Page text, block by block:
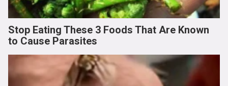
Stop Eating These 3 Foods That Are Known
to Cause Parasites